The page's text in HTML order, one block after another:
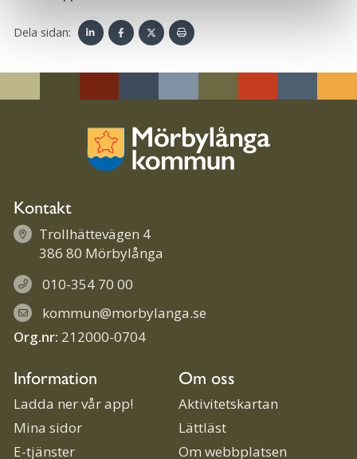
Dela sidan:
dIn
bookter
ut
Kontakt
Trollhättevägen 4
386 80 Mörbylånga
010-354 70 00
kommun@morbylanga.se
Org.nr: 212000-0704
Information
Ladda ner vår app!
Mina sidor
E-tjänster
Om oss
Aktivitetskartan
Lättläst
Om webbplatsen